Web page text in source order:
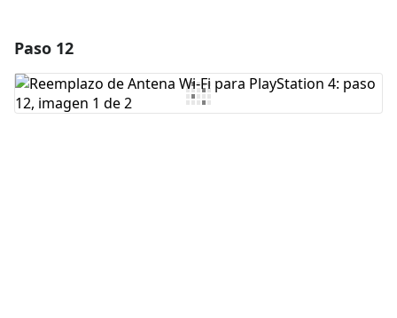
Agregar Comentario
Paso 12